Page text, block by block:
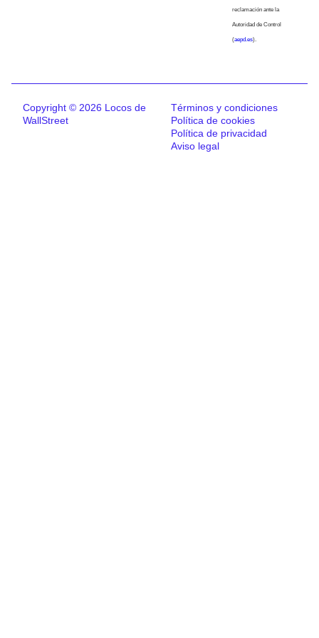
reclamación ante la
Autoridad de Control
(aepd.es).
Copyright © 2026 Locos de
WallStreet
Términos y condiciones
Política de cookies
Política de privacidad
Aviso legal